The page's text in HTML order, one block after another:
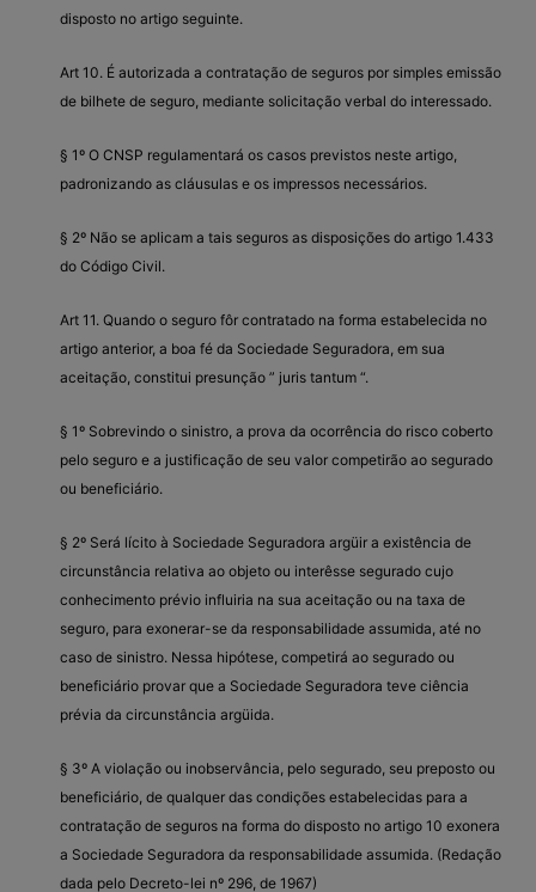
disposto no artigo seguinte.
Art 10. É autorizada a contratação de seguros por simples emissão
de bilhete de seguro, mediante solicitação verbal do interessado.
§ 1º O CNSP regulamentará os casos previstos neste artigo,
padronizando as cláusulas e os impressos necessários.
§ 2º Não se aplicam a tais seguros as disposições do artigo 1.433
do Código Civil.
Art 11. Quando o seguro fôr contratado na forma estabelecida no
artigo anterior, a boa fé da Sociedade Seguradora, em sua
aceitação, constitui presunção ” juris tantum “.
§ 1º Sobrevindo o sinistro, a prova da ocorrência do risco coberto
pelo seguro e a justificação de seu valor competirão ao segurado
ou beneficiário.
§ 2º Será lícito à Sociedade Seguradora argüir a existência de
circunstância relativa ao objeto ou interêsse segurado cujo
conhecimento prévio influiria na sua aceitação ou na taxa de
seguro, para exonerar-se da responsabilidade assumida, até no
caso de sinistro. Nessa hipótese, competirá ao segurado ou
beneficiário provar que a Sociedade Seguradora teve ciência
prévia da circunstância argüida.
§ 3º A violação ou inobservância, pelo segurado, seu preposto ou
beneficiário, de qualquer das condições estabelecidas para a
contratação de seguros na forma do disposto no artigo 10 exonera
a Sociedade Seguradora da responsabilidade assumida. (Redação
dada pelo Decreto-lei nº 296, de 1967)